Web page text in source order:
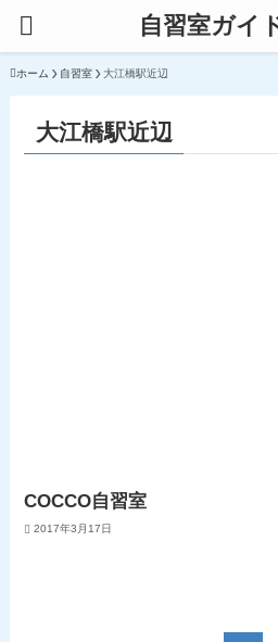
自習室ガイ
ホーム 自習室 大江橋駅近辺
大江橋駅近辺
COCCO自習室
2017年3月17日